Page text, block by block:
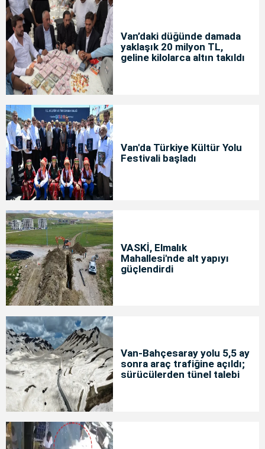
Van’daki düğünde damada
yaklaşık 20 milyon TL,
geline kilolarca altın takıldı
Van'da Türkiye Kültür Yolu
Festivali başladı
VASKİ, Elmalık
Mahallesi'nde alt yapıyı
güçlendirdi
Van-Bahçesaray yolu 5,5 ay
sonra araç trafiğine açıldı;
sürücülerden tünel talebi